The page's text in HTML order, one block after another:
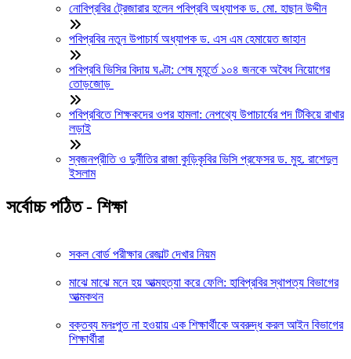
নোবিপ্রবির ট্রেজারার হলেন পবিপ্রবি অধ্যাপক ড. মো. হাছান উদ্দীন
পবিপ্রবির নতুন উপাচার্য অধ্যাপক ড. এস এম হেমায়েত জাহান
পবিপ্রবি ভিসির বিদায় ঘণ্টা: শেষ মুহূর্তে ১০৪ জনকে অবৈধ নিয়োগের
তোড়জোড়
পবিপ্রবিতে শিক্ষকদের ওপর হামলা: নেপথ্যে উপাচার্যের পদ টিকিয়ে রাখার
লড়াই
স্বজনপ্রীতি ও দুর্নীতির রাজা কুড়িকৃবির ভিসি প্রফেসর ড. মুহ. রাশেদুল
ইসলাম
সর্বোচ্চ পঠিত - শিক্ষা
সকল বোর্ড পরীক্ষার রেজাল্ট দেখার নিয়ম
মাঝে মাঝে মনে হয় আত্মহত্যা করে ফেলি: হাবিপ্রবির স্থাপত্য বিভাগের
আত্মকথন
বক্তব্য মনঃপুত না হওয়ায় এক শিক্ষার্থীকে অবরুদ্ধ করল আইন বিভাগের
শিক্ষার্থীরা